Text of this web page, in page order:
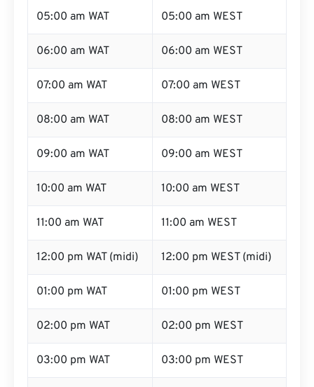
05:00 am WAT 05:00 am WEST
06:00 am WAT 06:00 am WEST
07:00 am WAT 07:00 am WEST
08:00 am WAT 08:00 am WEST
09:00 am WAT 09:00 am WEST
10:00 am WAT 10:00 am WEST
11:00 am WAT 11:00 am WEST
12:00 pm WAT (midi) 12:00 pm WEST (midi)
01:00 pm WAT 01:00 pm WEST
02:00 pm WAT 02:00 pm WEST
03:00 pm WAT 03:00 pm WEST